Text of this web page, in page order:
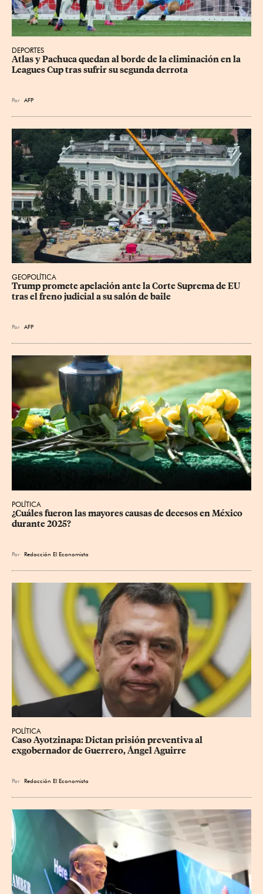
DEPORTES
Atlas y Pachuca quedan al borde de la eliminación en la
Leagues Cup tras sufrir su segunda derrota
Por AFP
GEOPOLÍTICA
Trump promete apelación ante la Corte Suprema de EU
tras el freno judicial a su salón de baile
Por AFP
POLÍTICA
¿Cuáles fueron las mayores causas de decesos en México
durante 2025?
Por Redacción El Economista
POLÍTICA
Caso Ayotzinapa: Dictan prisión preventiva al
exgobernador de Guerrero, Ángel Aguirre
Por Redacción El Economista